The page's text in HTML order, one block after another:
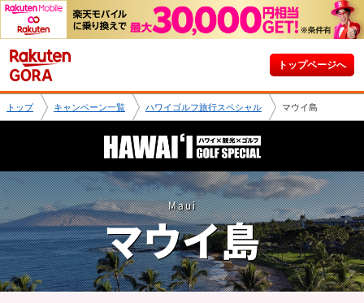
トップページへ
トップ キャンペーン一覧 ハワイゴルフ旅行スペシャル マウイ島
Maui
マウイ島